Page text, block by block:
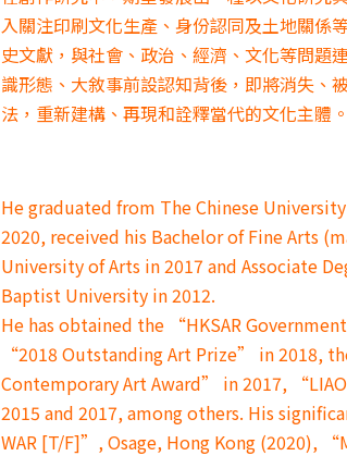
入關注印刷文化生產、身份認同及土地關係
史文獻，與社會、政治、經濟、文化等問題
識形態、大敘事前設認知背後，即將消失、
法，重新建構、再現和詮釋當代的文化主體。
He graduated from The Chinese
2020, received his Bachelor of Fine Arts
University of Arts in 2017 and Associate
Baptist University in 2012.
He has obtained the “HKSAR
“2018 Outstanding Art Prize” in 2018,
Contemporary Art Award” in 2017,
2015 and 2017, among others. His
WAR [T/F]”, Osage, Hong Kong (2020),